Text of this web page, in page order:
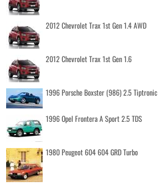
2012 Chevrolet Trax 1st Gen 1.4 AWD
2012 Chevrolet Trax 1st Gen 1.6
1996 Porsche Boxster (986) 2.5 Tiptronic
1996 Opel Frontera A Sport 2.5 TDS
1980 Peugeot 604 604 GRD Turbo